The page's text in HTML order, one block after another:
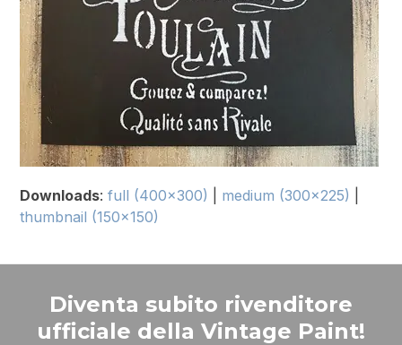
Downloads:full (400x300) medium (300x225)
thumbnail (150x150)
Diventa subito rivenditore
ufficiale della Vintage Paint!